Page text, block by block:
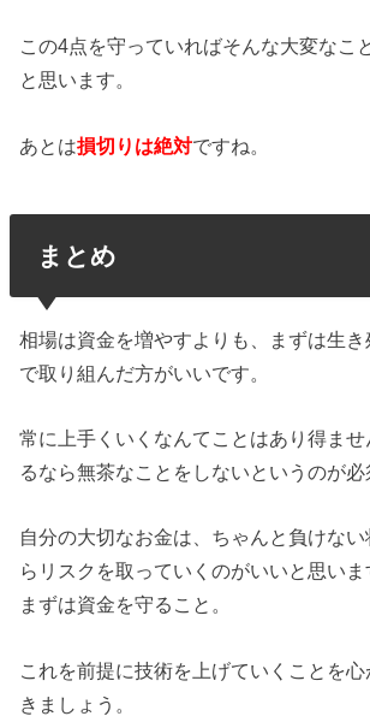
この4点を守っていればそんな大変なこ
と思います。
あとは損切りは絶対ですね。
まとめ
相場は資金を増やすよりも、まずは生
で取り組んだ方がいいです。
常に上手くいくなんてことはあり得ま
るなら無茶なことをしないというのが必
自分の大切なお金は、ちゃんと負けな
らリスクを取っていくのがいいと思いま
まずは資金を守ること。
これを前提に技術を上げていくことを
きましょう。